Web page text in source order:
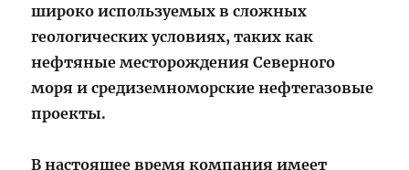
широко используемых в сложных
геологических условиях, таких как
нефтяные месторождения Северного
моря и средиземноморские нефтегазовые
проекты.
В настоящее время компания имеет